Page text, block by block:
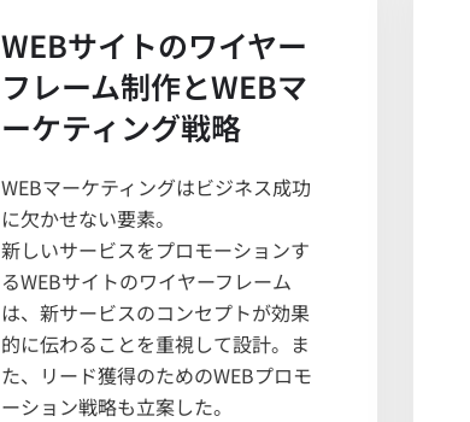
WEBサイトのワイヤー
フレーム制作とWEBマ
ーケティング戦略
WEBマーケティングはビジネス成功
に欠かせない要素。
新しいサービスをプロモーションす
るWEBサイトのワイヤーフレーム
は、新サービスのコンセプトが効果
的に伝わることを重視して設計。ま
た、リード獲得のためのWEBプロモ
ーション戦略も立案した。